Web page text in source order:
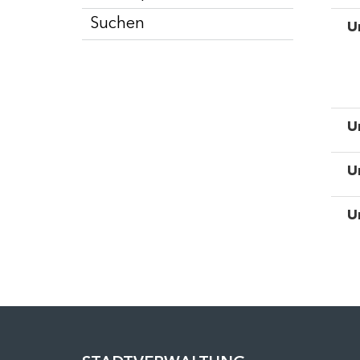
Suchen